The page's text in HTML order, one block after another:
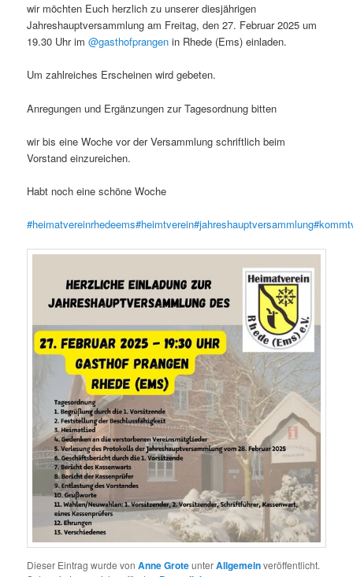
wir möchten Euch herzlich zu unserer diesjährigen
Jahreshauptversammlung am Freitag, den 27. Februar 2025 um
19.30 Uhr im@gasthofprangen in Rhede (Ems) einladen.
Um zahlreiches Erscheinen wird gebeten.
Anregungen und Ergänzungen zur Tagesordnung bitten
wir bis eine Woche vor der Versammlung schriftlich beim
Vorstand einzureichen.
Habt noch eine schöne Woche
#heimatvereinrhedeems#heimtverein#jahreshauptversammlung
Dieser Eintrag wurde vonAnne GroteunterAllgemeinveröffentlicht.